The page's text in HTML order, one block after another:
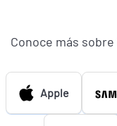
Conoce más sobre
Apple